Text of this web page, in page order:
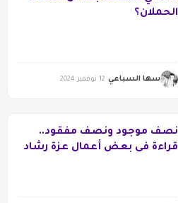
الحملان؟
سها السباعي 12 نوفمبر 2024
نصف موجود ونصف مفقود..
قراءة فى بعض أعمال عزة رشاد